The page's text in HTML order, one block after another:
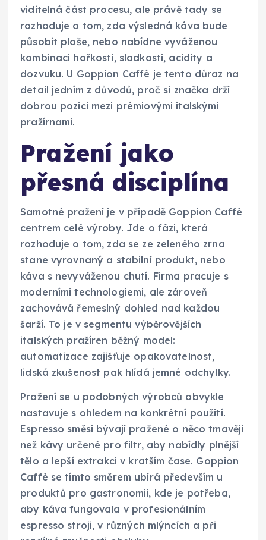
viditelná část procesu, ale právě tady se
rozhoduje o tom, zda výsledná káva bude
působit ploše, nebo nabídne vyváženou
kombinaci hořkosti, sladkosti, acidity a
dozvuku. U Goppion Caffè je tento důraz na
detail jedním z důvodů, proč si značka drží
dobrou pozici mezi prémiovými italskými
pražírnami.
Pražení jako
přesná disciplína
Samotné pražení je v případě Goppion Caffè
centrem celé výroby. Jde o fázi, která
rozhoduje o tom, zda se ze zeleného zrna
stane vyrovnaný a stabilní produkt, nebo
káva s nevyváženou chutí. Firma pracuje s
moderními technologiemi, ale zároveň
zachovává řemeslný dohled nad každou
šarží. To je v segmentu výběrovějších
italských pražíren běžný model:
automatizace zajišťuje opakovatelnost,
lidská zkušenost pak hlídá jemné odchylky.
Pražení se u podobných výrobců obvykle
nastavuje s ohledem na konkrétní použití.
Espresso směsi bývají pražené o něco tmavěji
než kávy určené pro filtr, aby nabídly plnější
tělo a lepší extrakci v kratším čase. Goppion
Caffè se tímto směrem ubírá především u
produktů pro gastronomii, kde je potřeba,
aby káva fungovala v profesionálním
espresso stroji, v různých mlýncích a při